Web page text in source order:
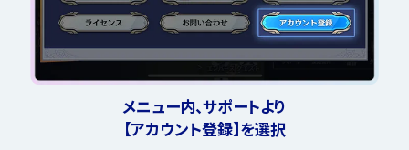
メニュー内、サポートより
【アカウント登録】を選択